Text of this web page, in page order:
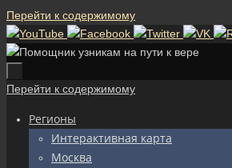
Перейти к содержимому
Перейти к содержимому
Регионы
Интерактивная карта
Москва